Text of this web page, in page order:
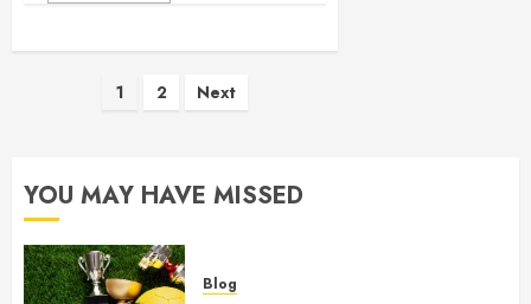
Posts
1 2 Next
YOU MAY HAVE MISSED
Blog